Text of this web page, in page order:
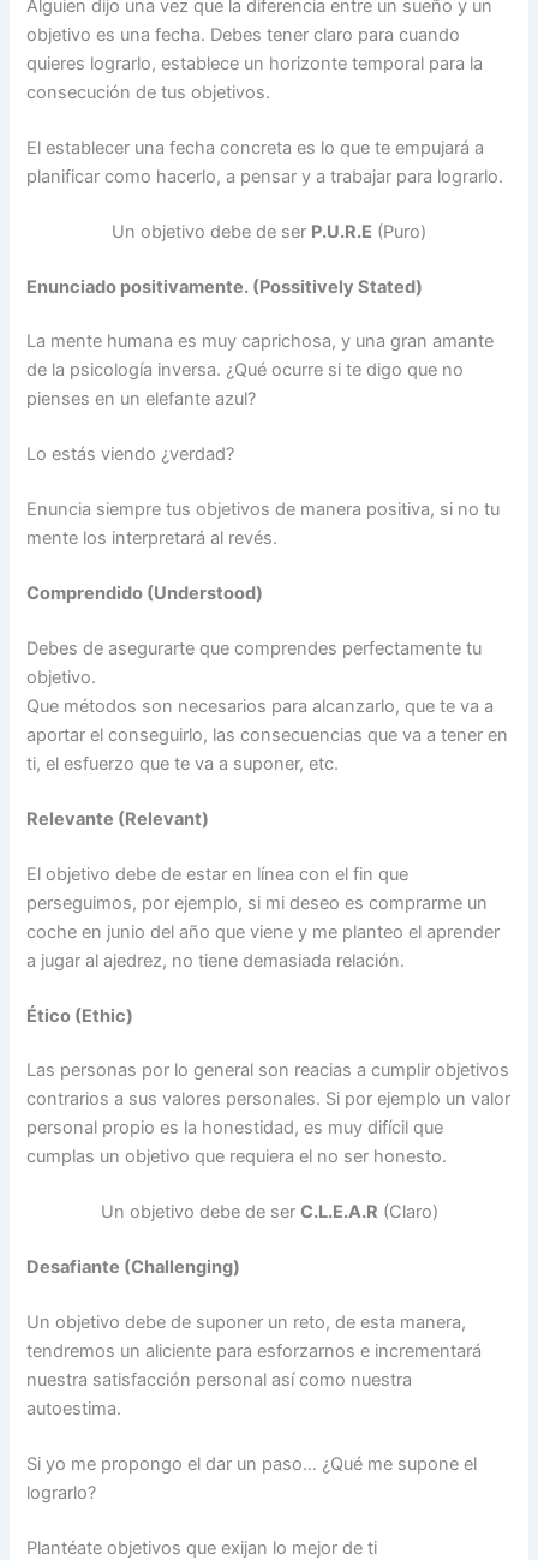
Alguien dijo una vez que la diferencia entre un sueño y un
objetivo es una fecha. Debes tener claro para cuando
quieres lograrlo, establece un horizonte temporal para la
consecución de tus objetivos.
El establecer una fecha concreta es lo que te empujará a
planificar como hacerlo, a pensar y a trabajar para lograrlo.
Un objetivo debe de ser P.U.R.E (Puro)
Enunciado positivamente. (Possitively Stated)
La mente humana es muy caprichosa, y una gran amante
de la psicología inversa. ¿Qué ocurre si te digo que no
pienses en un elefante azul?
Lo estás viendo ¿verdad?
Enuncia siempre tus objetivos de manera positiva, si no tu
mente los interpretará al revés.
Comprendido (Understood)
Debes de asegurarte que comprendes perfectamente tu
objetivo.
Que métodos son necesarios para alcanzarlo, que te va a
aportar el conseguirlo, las consecuencias que va a tener en
ti, el esfuerzo que te va a suponer, etc.
Relevante (Relevant)
El objetivo debe de estar en línea con el fin que
perseguimos, por ejemplo, si mi deseo es comprarme un
coche en junio del año que viene y me planteo el aprender
a jugar al ajedrez, no tiene demasiada relación.
Ético (Ethic)
Las personas por lo general son reacias a cumplir objetivos
contrarios a sus valores personales. Si por ejemplo un valor
personal propio es la honestidad, es muy difícil que
cumplas un objetivo que requiera el no ser honesto.
Un objetivo debe de ser C.L.E.A.R (Claro)
Desafiante (Challenging)
Un objetivo debe de suponer un reto, de esta manera,
tendremos un aliciente para esforzarnos e incrementará
nuestra satisfacción personal así como nuestra
autoestima.
Si yo me propongo el dar un paso… ¿Qué me supone el
lograrlo?
Plantéate objetivos que exijan lo mejor de ti